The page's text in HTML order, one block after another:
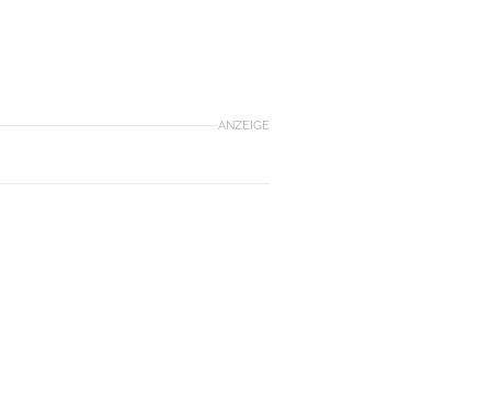
ANZEIGE